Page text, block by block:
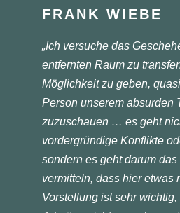
FRANK WIEBE
„Ich versuche das
entfernten Raum zu
Möglichkeit zu geben,
Person unserem absurden
zuzuschauen … es geht
vordergründige Konflikte
sondern es geht darum
vermitteln, dass hier etwas
Vorstellung ist sehr